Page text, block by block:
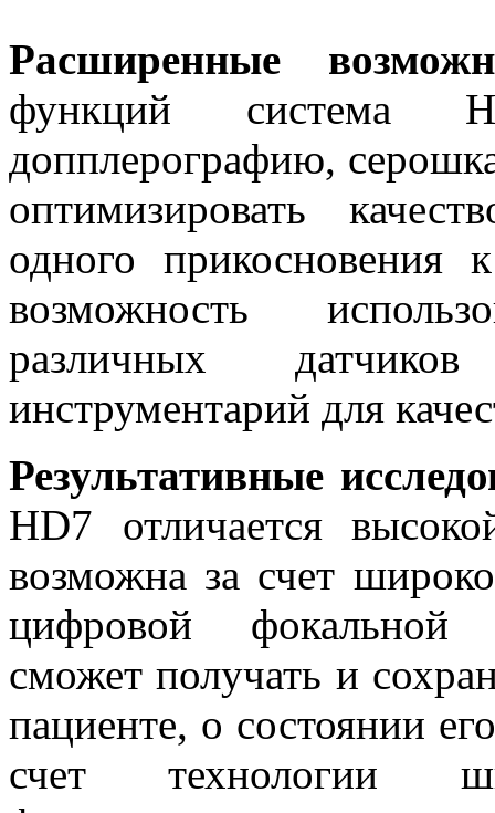
Расширенные
функций система
допплерографию,
оптимизировать
одного прикосновения
возможность
различных
инструментарий для
Результативные
HD7 отличается
возможна за счет
цифровой фокальной
сможет получать и
пациенте, о состоянии
счет технологии